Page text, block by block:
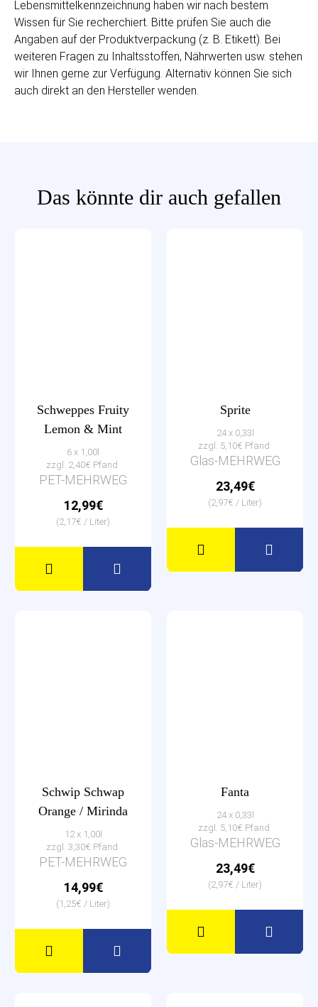
Lebensmittelkennzeichnung haben wir nach bestem
Wissen für Sie recherchiert. Bitte prüfen Sie auch die
Angaben auf der Produktverpackung (z. B. Etikett). Bei
weiteren Fragen zu Inhaltsstoffen, Nährwerten usw. stehen
wir Ihnen gerne zur Verfügung. Alternativ können Sie sich
auch direkt an den Hersteller wenden.
Das könnte dir auch gefallen
Schweppes Fruity
Lemon & Mint
6 x 1,00l
zzgl. 2,40€ Pfand
PET-MEHRWEG
12,99€
(2,17€ / Liter)
Sprite
24 x 0,33l
zzgl. 5,10€ Pfand
Glas-MEHRWEG
23,49€
(2,97€ / Liter)
Schwip Schwap
Orange / Mirinda
12 x 1,00l
zzgl. 3,30€ Pfand
PET-MEHRWEG
14,99€
(1,25€ / Liter)
Fanta
24 x 0,33l
zzgl. 5,10€ Pfand
Glas-MEHRWEG
23,49€
(2,97€ / Liter)